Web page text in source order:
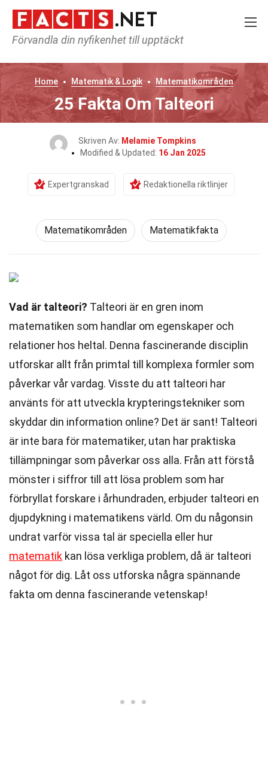
Förvandla din nyfikenhet till upptäckt
Home Matematik & Logik Matematikområden
25 Fakta Om Talteori
Skriven Av: Melamie Tompkins
Modified & Updated: 16 Jan 2025
Expertgranskad Redaktionella riktlinjer
Matematikområden Matematikfakta
Vad är talteori? Talteori är en gren inom
matematiken som handlar om egenskaper och
relationer hos heltal. Denna fascinerande disciplin
utforskar allt från primtal till komplexa formler som
påverkar vår vardag. Visste du att talteori har
använts för att utveckla krypteringstekniker som
skyddar din information online? Det är sant! Talteori
är inte bara för matematiker, utan har praktiska
tillämpningar som påverkar oss alla. Från att förstå
mönster i siffror till att lösa problem som har
förbryllat forskare i århundraden, erbjuder talteori en
djupdykning i matematikens värld. Om du någonsin
undrat varför vissa tal är speciella eller hur
matematik kan lösa verkliga problem, då är talteori
något för dig. Låt oss utforska några spännande
fakta om denna fascinerande vetenskap!